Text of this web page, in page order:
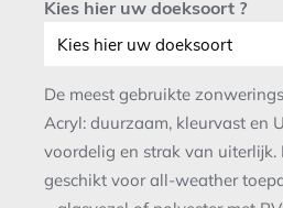
Kies hier uw doeksoort ?
De meest gebruikte
Acryl: duurzaam, kleurvast en
voordelig en strak van uiterlijk.
geschikt voor all-weather